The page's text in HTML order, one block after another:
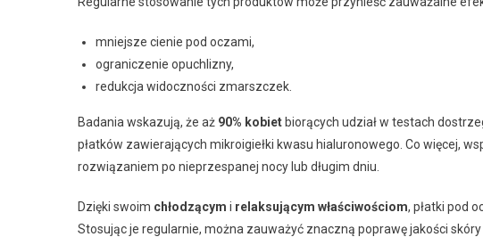
mniejsze cienie pod oczami,
ograniczenie opuchlizny,
redukcja widoczności zmarszczek.
Badania wskazują, że aż 90% kobietbiorących udział w testach
płatków zawierających mikroigiełki kwasu hialuronowego. Co więcej,
rozwiązaniem po nieprzespanej nocy lub długim dniu.
Dzięki swoim chłodzącym i relaksującym właściwościom, płatki pod
Stosując je regularnie, można zauważyć znaczną poprawę jakości